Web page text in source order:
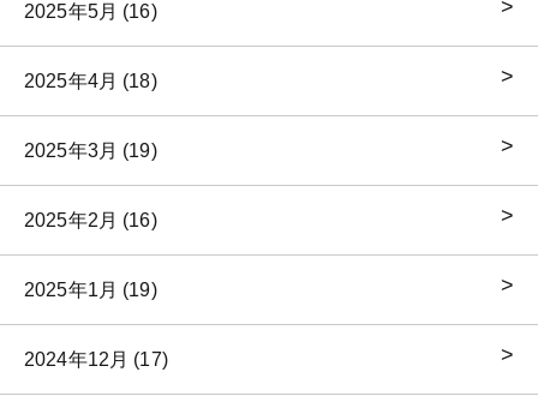
2025年5月 (16)
2025年4月 (18)
2025年3月 (19)
2025年2月 (16)
2025年1月 (19)
2024年12月 (17)